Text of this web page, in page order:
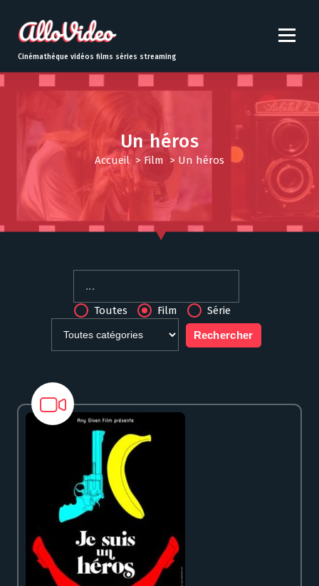
t
o
Cinémathèque vidéos films séries streaming
Un héros
Accueil> Film > Un héros
Toutes Film Série